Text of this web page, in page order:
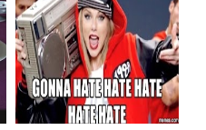
Posso congelar bolo ??